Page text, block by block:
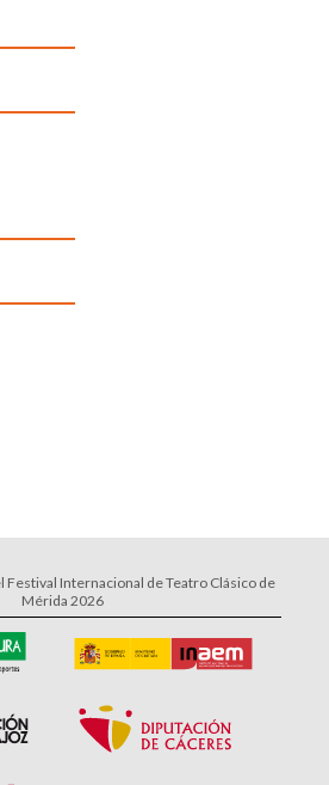
Festival Internacional de Teatro Clásico de
Mérida 2026